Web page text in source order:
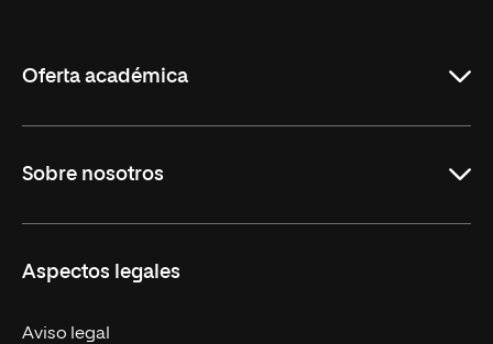
Oferta académica
Maestrías
Sobre nosotros
Trabaja en UNIR
Actualidad
Aspectos legales
Aviso legal